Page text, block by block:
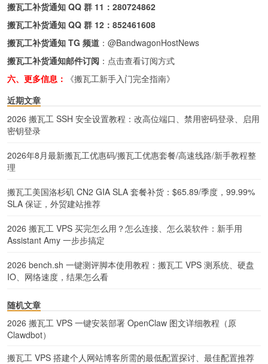
搬瓦工补货通知 QQ 群 11： 280724862
搬瓦工补货通知 QQ 群 12： 852461608
搬瓦工补货通知 TG 频道 ： @BandwagonHostNews
搬瓦工补货通知邮件订阅 ： 点击查看订阅方式
六、更多信息：
《搬瓦工新手入门完全指南》
近期文章
2026 搬瓦工 SSH 安全设置教程：改高位端口、禁用密码登录、启用
密钥登录
2026年8月最新搬瓦工优惠码/搬瓦工优惠套餐/高速线路/新手教程整
理
搬瓦工美国洛杉矶 CN2 GIA SLA 套餐补货：$65.89/季度，99.99%
SLA 保证，外贸建站推荐
2026 搬瓦工 VPS 买完怎么用？怎么连接、怎么装软件：新手用
Assistant Amy 一步步搞定
2026 bench.sh 一键测评脚本使用教程：搬瓦工 VPS 测系统、硬盘
IO、网络速度，结果怎么看
随机文章
2026 搬瓦工 VPS 一键安装部署 OpenClaw 图文详细教程（原
Clawdbot）
搬瓦工 VPS 搭建个人网站博客所需的最低配置探讨、最佳配置推荐